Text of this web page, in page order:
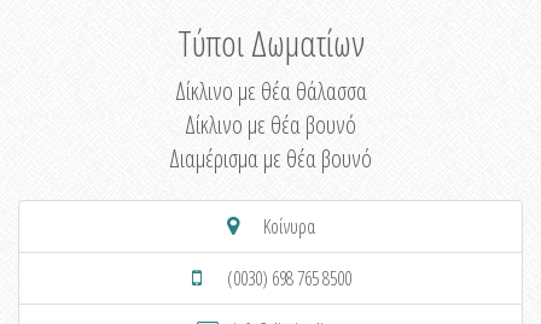
Τύποι Δωματίων
Δίκλινο με θέα θάλασσα
Δίκλινο με θέα βουνό
Διαμέρισμα με θέα βουνό
Κοίνυρα
(0030) 698 765 8500